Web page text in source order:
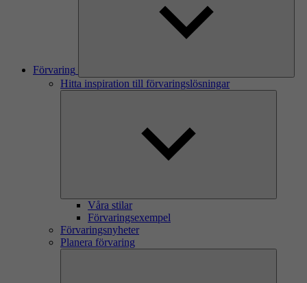
Förvaring
Hitta inspiration till förvaringslösningar
Våra stilar
Förvaringsexempel
Förvaringsnyheter
Planera förvaring